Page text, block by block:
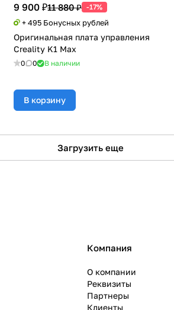
9 900 ₽11 880 ₽ -17%
+ 495 Бонусных рублей
Оригинальная плата управления
Creality K1 Max
0 0 В наличии
В корзину
Загрузить еще
Компания
О компании
Реквизиты
Партнеры
Клиенты